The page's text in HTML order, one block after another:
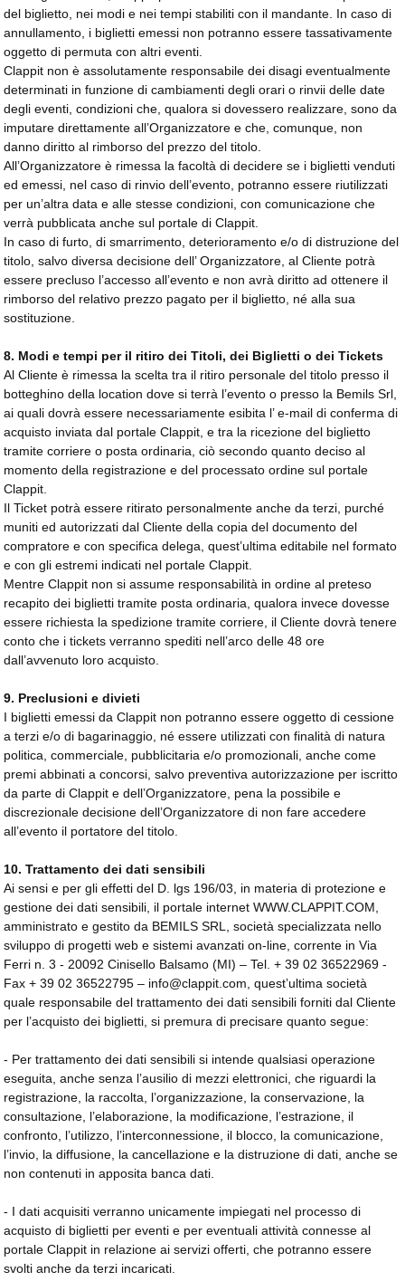
del biglietto, nei modi e nei tempi stabiliti con il mandante. In caso di
annullamento, i biglietti emessi non potranno essere tassativamente
oggetto di permuta con altri eventi.
Clappit non è assolutamente responsabile dei disagi eventualmente
determinati in funzione di cambiamenti degli orari o rinvii delle date
degli eventi, condizioni che, qualora si dovessero realizzare, sono da
imputare direttamente all’Organizzatore e che, comunque, non
danno diritto al rimborso del prezzo del titolo.
All’Organizzatore è rimessa la facoltà di decidere se i biglietti venduti
ed emessi, nel caso di rinvio dell’evento, potranno essere riutilizzati
per un’altra data e alle stesse condizioni, con comunicazione che
verrà pubblicata anche sul portale di Clappit.
In caso di furto, di smarrimento, deterioramento e/o di distruzione del
titolo, salvo diversa decisione dell’ Organizzatore, al Cliente potrà
essere precluso l’accesso all’evento e non avrà diritto ad ottenere il
rimborso del relativo prezzo pagato per il biglietto, né alla sua
sostituzione.
8. Modi e tempi per il ritiro dei Titoli, dei Biglietti o dei Tickets
Al Cliente è rimessa la scelta tra il ritiro personale del titolo presso il
botteghino della location dove si terrà l’evento o presso la Bemils Srl,
ai quali dovrà essere necessariamente esibita l’ e-mail di conferma di
acquisto inviata dal portale Clappit, e tra la ricezione del biglietto
tramite corriere o posta ordinaria, ciò secondo quanto deciso al
momento della registrazione e del processato ordine sul portale
Clappit.
Il Ticket potrà essere ritirato personalmente anche da terzi, purché
muniti ed autorizzati dal Cliente della copia del documento del
compratore e con specifica delega, quest’ultima editabile nel formato
e con gli estremi indicati nel portale Clappit.
Mentre Clappit non si assume responsabilità in ordine al preteso
recapito dei biglietti tramite posta ordinaria, qualora invece dovesse
essere richiesta la spedizione tramite corriere, il Cliente dovrà tenere
conto che i tickets verranno spediti nell’arco delle 48 ore
dall’avvenuto loro acquisto.
9. Preclusioni e divieti
I biglietti emessi da Clappit non potranno essere oggetto di cessione
a terzi e/o di bagarinaggio, né essere utilizzati con finalità di natura
politica, commerciale, pubblicitaria e/o promozionali, anche come
premi abbinati a concorsi, salvo preventiva autorizzazione per iscritto
da parte di Clappit e dell’Organizzatore, pena la possibile e
discrezionale decisione dell’Organizzatore di non fare accedere
all’evento il portatore del titolo.
10. Trattamento dei dati sensibili
Ai sensi e per gli effetti del D. lgs 196/03, in materia di protezione e
gestione dei dati sensibili, il portale internet WWW.CLAPPIT.COM,
amministrato e gestito da BEMILS SRL, società specializzata nello
sviluppo di progetti web e sistemi avanzati on-line, corrente in Via
Ferri n. 3 - 20092 Cinisello Balsamo (MI) – Tel. + 39 02 36522969 -
Fax + 39 02 36522795 – info@clappit.com, quest’ultima società
quale responsabile del trattamento dei dati sensibili forniti dal Cliente
per l’acquisto dei biglietti, si premura di precisare quanto segue:
- Per trattamento dei dati sensibili si intende qualsiasi operazione
eseguita, anche senza l’ausilio di mezzi elettronici, che riguardi la
registrazione, la raccolta, l’organizzazione, la conservazione, la
consultazione, l’elaborazione, la modificazione, l’estrazione, il
confronto, l’utilizzo, l’interconnessione, il blocco, la comunicazione,
l’invio, la diffusione, la cancellazione e la distruzione di dati, anche se
non contenuti in apposita banca dati.
- I dati acquisiti verranno unicamente impiegati nel processo di
acquisto di biglietti per eventi e per eventuali attività connesse al
portale Clappit in relazione ai servizi offerti, che potranno essere
svolti anche da terzi incaricati.